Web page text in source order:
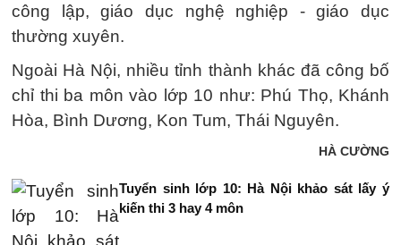
công lập, giáo dục nghệ nghiệp - giáo dục
thường xuyên.
Ngoài Hà Nội, nhiều tỉnh thành khác đã công bố
chỉ thi ba môn vào lớp 10 như: Phú Thọ, Khánh
Hòa, Bình Dương, Kon Tum, Thái Nguyên.
HÀ CƯỜNG
Tuyển sinh lớp 10: Hà Nội khảo sát lấy ý
kiến thi 3 hay 4 môn